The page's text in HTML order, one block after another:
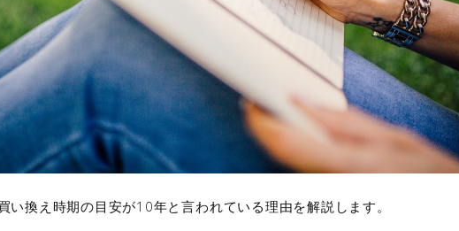
い換え時期の目安が10年と言われている理由を解説します。